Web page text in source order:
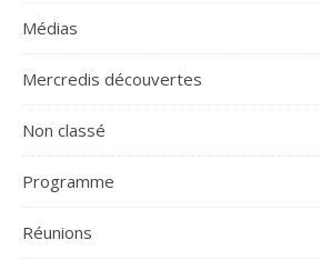
Médias
Mercredis découvertes
Non classé
Programme
Réunions